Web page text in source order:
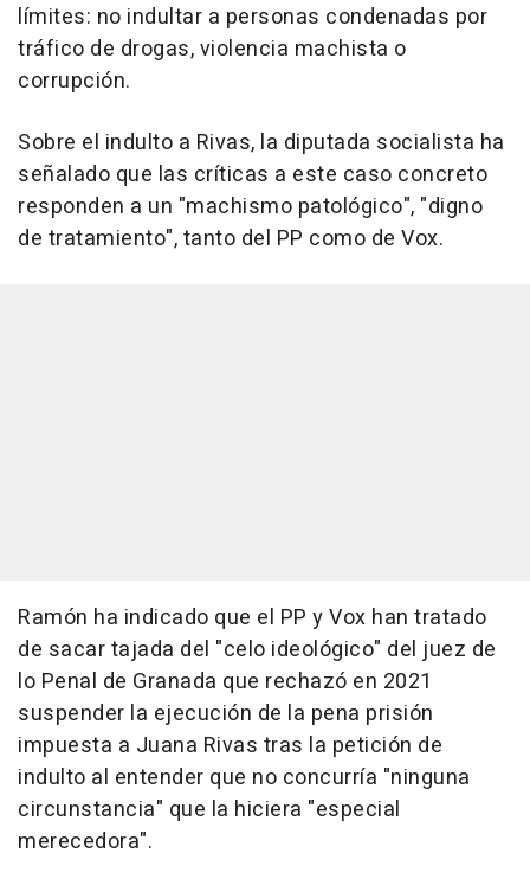
límites: no indultar a personas condenadas por
tráfico de drogas, violencia machista o
corrupción.
Sobre el indulto a Rivas, la diputada socialista ha
señalado que las críticas a este caso concreto
responden a un "machismo patológico", "digno
de tratamiento", tanto del PP como de Vox.
Ramón ha indicado que el PP y Vox han tratado
de sacar tajada del "celo ideológico" del juez de
lo Penal de Granada que rechazó en 2021
suspender la ejecución de la pena prisión
impuesta a Juana Rivas tras la petición de
indulto al entender que no concurría "ninguna
circunstancia" que la hiciera "especial
merecedora".